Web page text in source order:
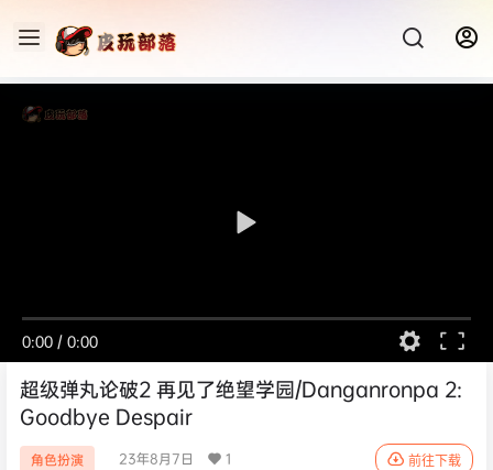
0:00 / 0:00
超级弹丸论破2 再见了绝望学园/Danganronpa 2:
Goodbye Despair
角色扮演 23年8月7日 1 前往下载